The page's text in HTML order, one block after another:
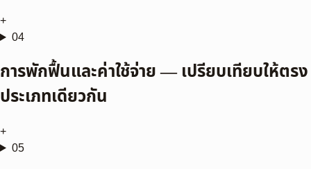
+
04
การพักฟื้นและค่าใช้จ่าย — เปรียบเทียบให้ตรง
ประเภทเดียวกัน
+
05